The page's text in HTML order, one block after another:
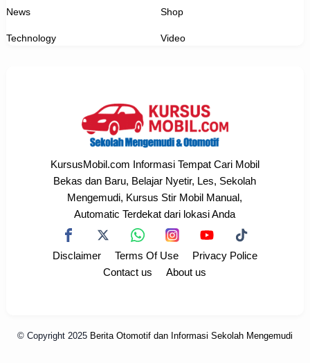
News Shop
Technology Video
KursusMobil.com Informasi Tempat Cari Mobil
Bekas dan Baru, Belajar Nyetir, Les, Sekolah
Mengemudi, Kursus Stir Mobil Manual,
Automatic Terdekat dari lokasi Anda
Disclaimer Terms Of Use
Privacy Police
Contact us
About us
© Copyright 2025 Berita Otomotif dan Informasi Sekolah Mengemudi